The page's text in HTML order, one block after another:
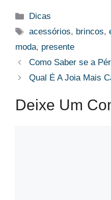
Categorias
Dicas
Tags
acessórios, brincos,
moda, presente
Como Saber se a
Qual É A Joia Mais
Deixe Um